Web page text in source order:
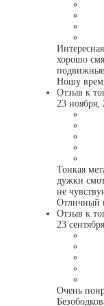
хорошо
Ношу
Отзыв к
23 ноября,
Тонкая
дужки
не
Отличный
Отзыв к
23
Очень